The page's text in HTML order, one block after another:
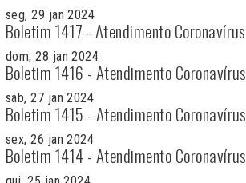
seg, 29 jan 2024
Boletim 1417 - Atendimento Coronavírus
dom, 28 jan 2024
Boletim 1416 - Atendimento Coronavírus
sab, 27 jan 2024
Boletim 1415 - Atendimento Coronavírus
sex, 26 jan 2024
Boletim 1414 - Atendimento Coronavírus